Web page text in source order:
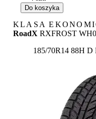
Do koszyka
KLASA
RoadX RXFROST
185/70R14 88H D